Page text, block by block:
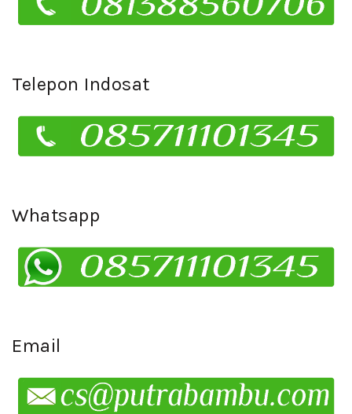
Telepon Indosat
Whatsapp
Email